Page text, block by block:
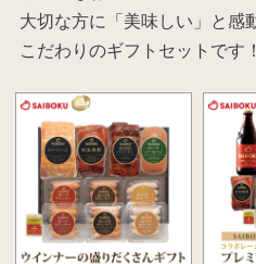
大切な方に「美味しい」と感
こだわりのギフトセットです！